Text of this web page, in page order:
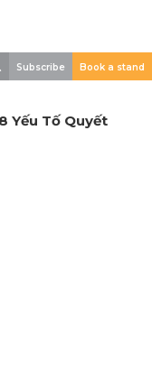
Subscribe Book a stand
Yếu Tố Quyết